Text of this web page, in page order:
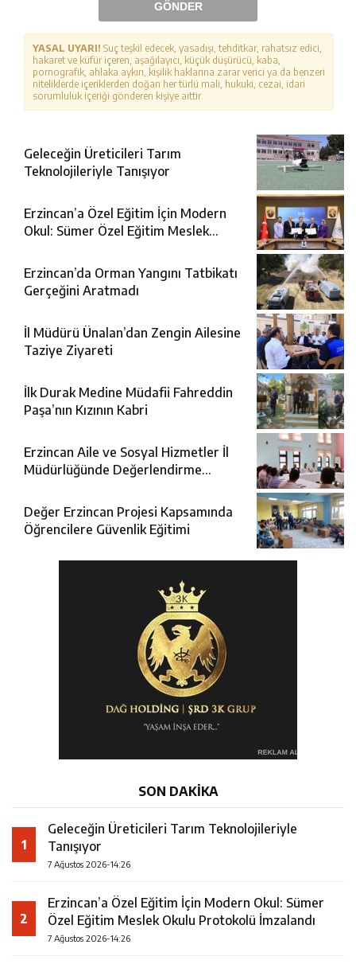
GÖNDER
YASAL UYARI! Suç teşkil edecek, yasadışı, tehditkar, rahatsız edici,
hakaret ve küfür içeren, aşağılayıcı, küçük düşürücü, kaba,
pornografik, ahlaka aykırı, kişilik haklarına zarar verici ya da benzeri
niteliklerde içeriklerden doğan her türlü mali, hukuki, cezai, idari
sorumluluk içeriği gönderen kişiye aittir.
Geleceğin Üreticileri Tarım
Teknolojileriyle Tanışıyor
Erzincan’a Özel Eğitim İçin Modern
Okul: Sümer Özel Eğitim Meslek
Erzincan’da Orman Yangını Tatbikatı
Gerçeğini Aratmadı
İl Müdürü Ünalan’dan Zengin Ailesine
Taziye Ziyareti
İlk Durak Medine Müdafii Fahreddin
Paşa’nın Kızının Kabri
Erzincan Aile ve Sosyal Hizmetler İl
Müdürlüğünde Değerlendirme
Değer Erzincan Projesi Kapsamında
Öğrencilere Güvenlik Eğitimi
SON DAKİKA
1
Geleceğin Üreticileri Tarım Teknolojileriyle
Tanışıyor
7 Ağustos 2026-14:26
2
Erzincan’a Özel Eğitim İçin Modern Okul: Sümer
Özel Eğitim Meslek Okulu Protokolü İmzalandı
7 Ağustos 2026-14:26